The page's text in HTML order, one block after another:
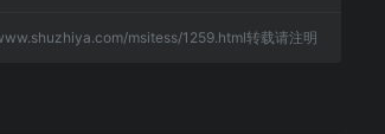
msitess/1259.html转载请注明